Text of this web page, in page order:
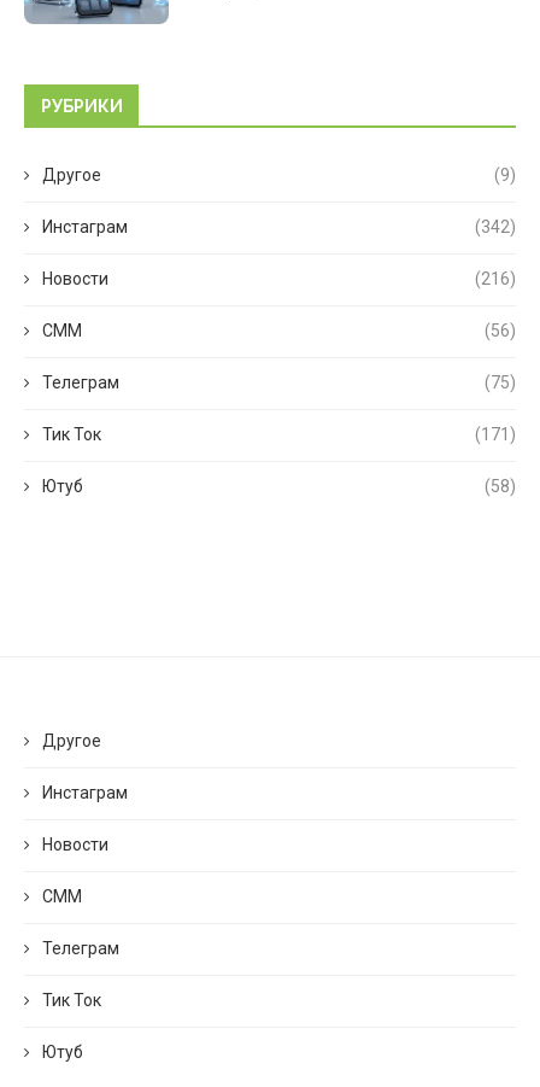
РУБРИКИ
Другое (9)
Инстаграм (342)
Новости (216)
СММ (56)
Телеграм (75)
Тик Ток (171)
Ютуб (58)
Другое
Инстаграм
Новости
СММ
Телеграм
Тик Ток
Ютуб